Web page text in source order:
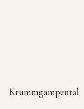
Krummgampental